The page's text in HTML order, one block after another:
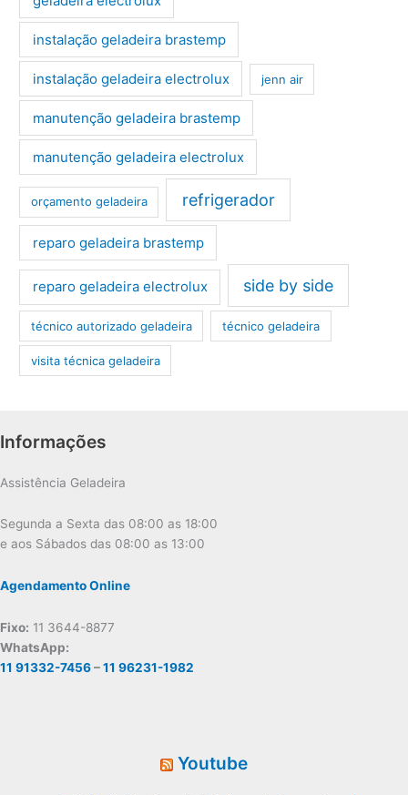
instalação geladeira brastemp
instalação geladeira electrolux jenn air
manutenção geladeira brastemp
manutenção geladeira electrolux
orçamento geladeira refrigerador
reparo geladeira brastemp
reparo geladeira electrolux side by side
técnico autorizado geladeira técnico geladeira
visita técnica geladeira
Informações
Assistência Geladeira
Segunda a Sexta das 08:00 as 18:00
e aos Sábados das 08:00 as 13:00
Agendamento Online
Fixo: 11 3644-8877
WhatsApp:
11 91332-7456–11 96231-1982
Youtube